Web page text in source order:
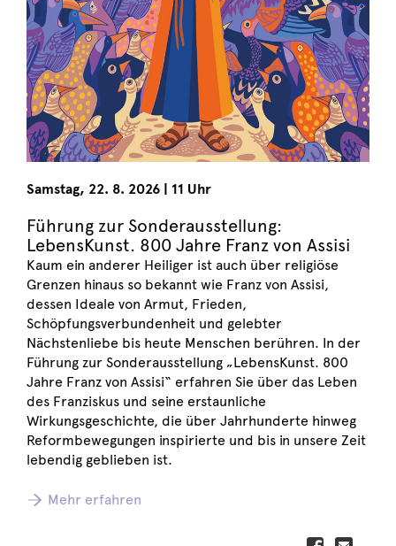
Samstag, 22. 8. 2026 11 Uhr
Führung zur Sonderausstellung:
LebensKunst. 800 Jahre Franz von Assisi
Kaum ein anderer Heiliger ist auch über religiöse
Grenzen hinaus so bekannt wie Franz von Assisi,
dessen Ideale von Armut, Frieden,
Schöpfungsverbundenheit und gelebter
Nächstenliebe bis heute Menschen berühren. In der
Führung zur Sonderausstellung „LebensKunst. 800
Jahre Franz von Assisi“ erfahren Sie über das Leben
des Franziskus und seine erstaunliche
Wirkungsgeschichte, die über Jahrhunderte hinweg
Reformbewegungen inspirierte und bis in unsere Zeit
lebendig geblieben ist.
Mehr erfahren